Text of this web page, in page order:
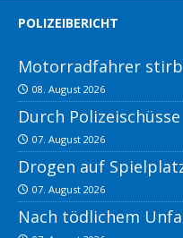
POLIZEIBERICHT
Motorradfahrer
08. August 2026
Durch
07. August 2026
Drogen auf
07. August 2026
Nach tödlichem